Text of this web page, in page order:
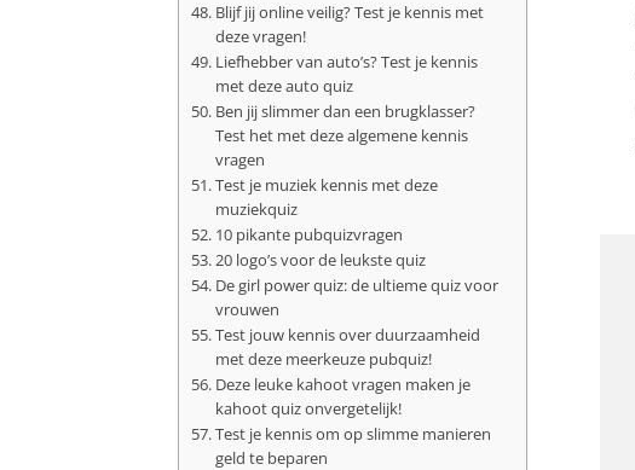
Blijf jij online veilig? Test je kennis met
deze vragen!
Liefhebber van auto’s? Test je kennis
met deze auto quiz
Ben jij slimmer dan een brugklasser?
Test het met deze algemene kennis
vragen
Test je muziek kennis met deze
muziekquiz
10 pikante pubquizvragen
20 logo’s voor de leukste quiz
De girl power quiz: de ultieme quiz voor
vrouwen
Test jouw kennis over duurzaamheid
met deze meerkeuze pubquiz!
Deze leuke kahoot vragen maken je
kahoot quiz onvergetelijk!
Test je kennis om op slimme manieren
geld te beparen